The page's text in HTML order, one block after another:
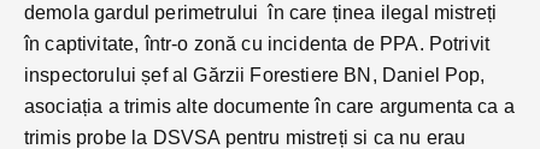
demola gardul perimetrului în care ținea ilegal mistreți
în captivitate, într-o zonă cu incidenta de PPA. Potrivit
inspectorului șef al Gărzii Forestiere BN, Daniel Pop,
asociația a trimis alte documente în care argumenta ca a
trimis probe la DSVSA pentru mistreți si ca nu erau